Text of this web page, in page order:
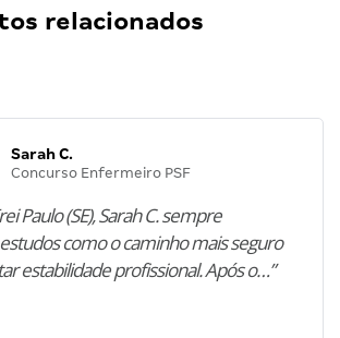
relacionados
Sarah C.
Concurso Enfermeiro PSF
Paulo (SE), Sarah C. sempre
como o caminho mais seguro
estabilidade profissional. Após o…”